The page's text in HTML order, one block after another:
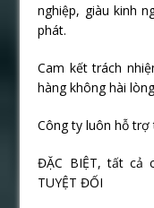
nghiệp, giàu kinh
phát.
Cam kết trách
hàng không hài
Công ty luôn hỗ trợ
ĐẶC BIỆT, tất cả
TUYỆT ĐỐI